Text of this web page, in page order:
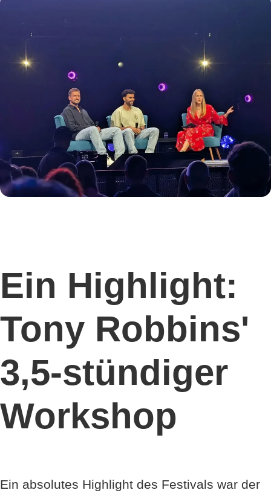
Ein Highlight:
Tony Robbins'
3,5-stündiger
Workshop
Ein absolutes Highlight des Festivals war der